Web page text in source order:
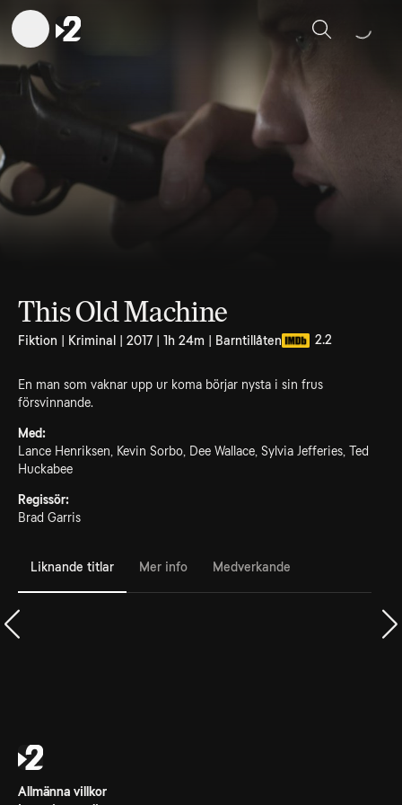
Sök
This Old Machine
Fiktion | Kriminal | 2017 | 1h 24m | Barntillåten 2.2
En man som vaknar upp ur koma börjar nysta i sin frus
försvinnande.
Med:
Lance Henriksen, Kevin Sorbo, Dee Wallace, Sylvia Jefferies, Ted
Huckabee
Regissör:
Brad Garris
Liknande titlar Mer info Medverkande
Allmänna villkor